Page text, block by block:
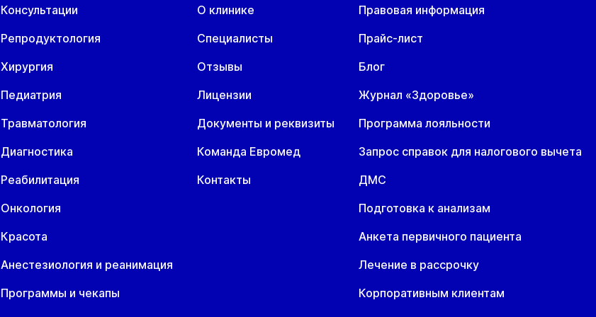
Консультации
Репродуктология
Хирургия
Педиатрия
Травматология
Диагностика
Реабилитация
Онкология
Красота
Анестезиология и реанимация
Программы и чекапы
О клинике
Специалисты
Отзывы
Лицензии
Документы и реквизиты
Команда Евромед
Контакты
Правовая информация
Прайс-лист
Блог
Журнал «Здоровье»
Программа лояльности
Запрос справок для налогового вычета
ДМС
Подготовка к анализам
Анкета первичного пациента
Лечение в рассрочку
Корпоративным клиентам